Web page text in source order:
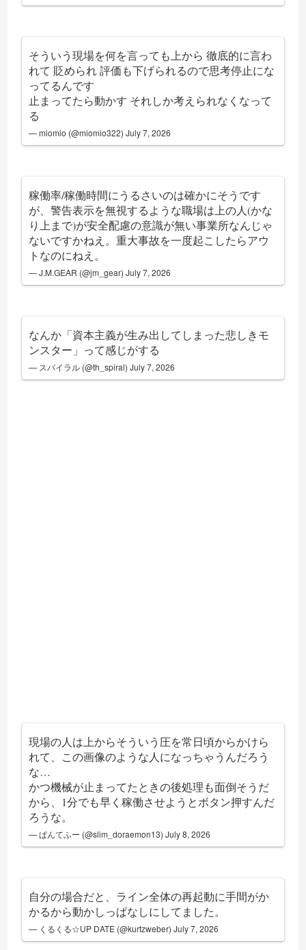
そういう現場を何を言っても上から 徹底的に言わ
れて 貶められ 評価も下げられるので思考停止にな
ってるんです
止まってたら動かす それしか考えられなくなって
る
— miomio (@miomio322)July 7, 2026
稼働率/稼働時間にうるさいのは確かにそうです
が、警告表示を無視するような職場は上の人(かな
り上まで)が安全配慮の意識が無い事業所なんじゃ
ないですかねえ。重大事故を一度起こしたらアウ
トなのにねえ。
— J.M.GEAR (@jm_gear)July 7, 2026
なんか「資本主義が生み出してしまった悲しきモ
ンスター」って感じがする
— スパイラル (@th_spiral)July 7, 2026
現場の人は上からそういう圧を常日頃からかけら
れて、この画像のような人になっちゃうんだろう
な…
かつ機械が止まってたときの後処理も面倒そうだ
から、1分でも早く稼働させようとボタン押すんだ
ろうな。
— ぱんてふー (@slim_doraemon13)July 8, 2026
自分の場合だと、ライン全体の再起動に手間がか
かるから動かしっぱなしにしてました。
— くるくる☆UP DATE (@kurtzweber)July 7, 2026